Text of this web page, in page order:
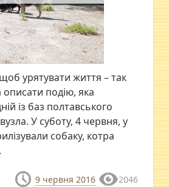
урятувати життя – так
подію, яка
із баз полтавського
У суботу, 4 червня, у
собаку, котра
9 червня 2016 2046